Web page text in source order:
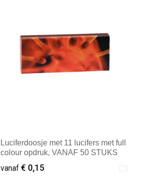
Luciferdoosje met 11 lucifers met full
colour opdruk, VANAF 50 STUKS
vanaf € 0,15